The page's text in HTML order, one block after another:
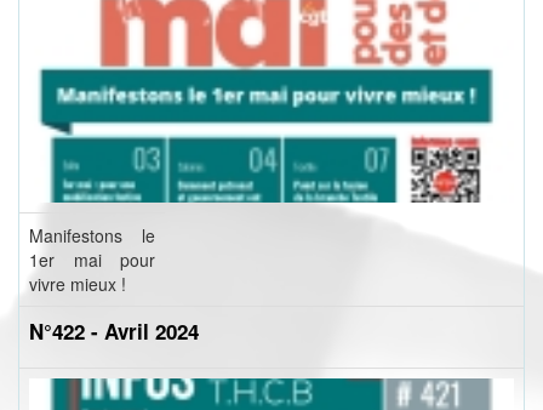
Manifestons le
1er mai pour
vivre mieux !
N°422 - Avril 2024